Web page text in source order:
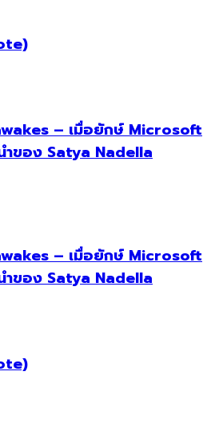
– เมื่อยักษ์ Microsoft
ของ Satya Nadella
– เมื่อยักษ์ Microsoft
ของ Satya Nadella